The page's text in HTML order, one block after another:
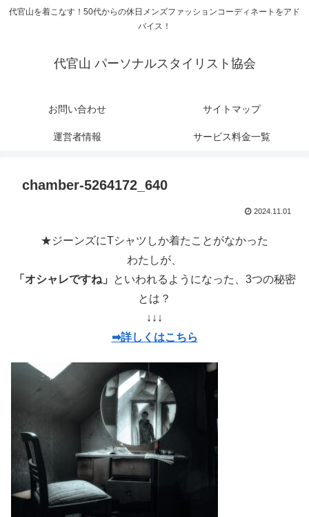
代官山を着こなす！50代からの休日メンズファッションコーディネートをアド
バイス！
代官山 パーソナルスタイリスト協会
お問い合わせ サイトマップ
運営者情報 サービス料金一覧
chamber-5264172_640
2024.11.01
★ジーンズにTシャツしか着たことがなかった
わたしが、
「オシャレですね」
といわれるようになった、3つの秘密
とは？
↓↓↓
➡詳しくはこちら